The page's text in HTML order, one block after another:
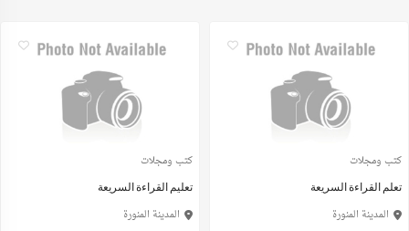
كتب ومجلات
تعلم القراءة السريعة
المدينة المنورة
كتب ومجلات
تعليم القراءة السريعة
المدينة المنورة